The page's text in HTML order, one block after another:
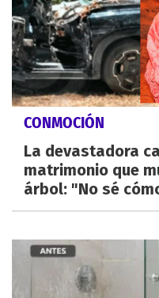
CONMOCIÓN
La devastadora
matrimonio que
árbol: "No sé